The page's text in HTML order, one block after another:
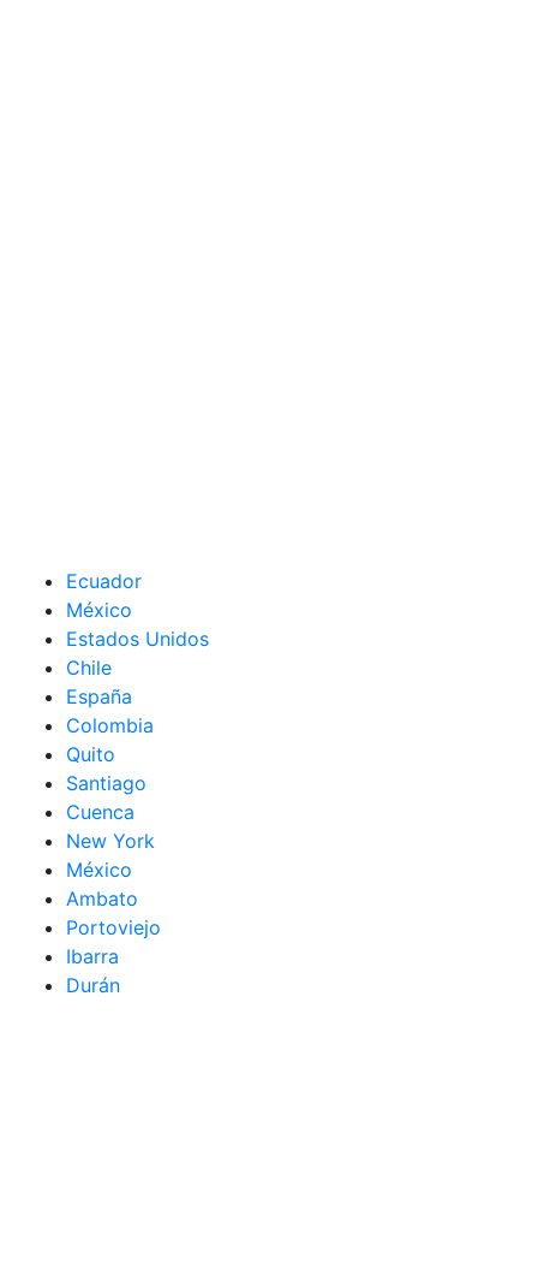
Ecuador
México
Estados Unidos
Chile
España
Colombia
Quito
Santiago
Cuenca
New York
México
Ambato
Portoviejo
Ibarra
Durán